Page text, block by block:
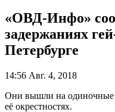
«ОВД-Инфо»
задержаниях
Петербурге
14:56 Авг. 4, 2018
Они вышли на одиночные
её окрестностях.